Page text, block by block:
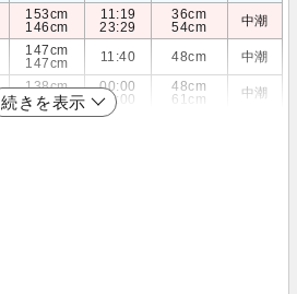
153cm
146cm
11:19
23:29
36cm
54cm
中潮
147cm
147cm
11:40 48cm 中潮
138cm
148cm
00:00
12:00
48cm
61cm
中潮
続きを表示